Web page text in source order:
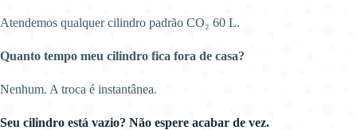
Atendemos qualquer cilindro padrão CO₂ 60 L.
Quanto tempo meu cilindro fica fora de casa?
Nenhum. A troca é instantânea.
Seu cilindro está vazio? Não espere acabar de vez.